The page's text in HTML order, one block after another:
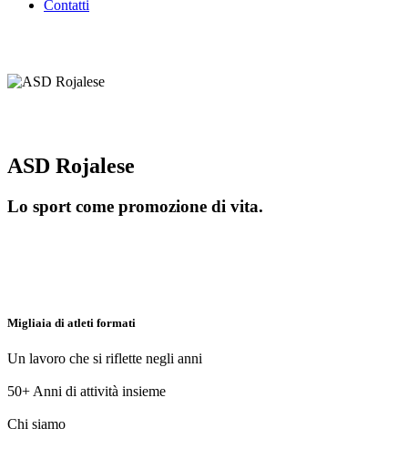
Contatti
ASD Rojalese
Lo sport come promozione di vita.
Migliaia di atleti formati
Un lavoro che si riflette negli anni
50+ Anni di attività insieme
Chi siamo